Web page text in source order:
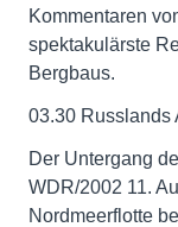
Kommentaren
spektakulärste
Bergbaus.
03.30 Russlands
Der Untergang
WDR/2002 11.
Nordmeerflotte